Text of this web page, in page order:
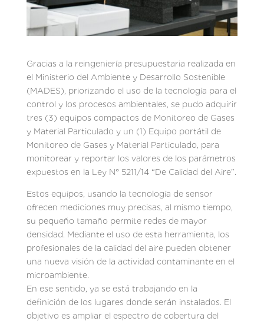
Gracias a la reingeniería presupuestaria realizada en
el Ministerio del Ambiente y Desarrollo Sostenible
(MADES), priorizando el uso de la tecnología para el
control y los procesos ambientales, se pudo adquirir
tres (3) equipos compactos de Monitoreo de Gases
y Material Particulado y un (1) Equipo portátil de
Monitoreo de Gases y Material Particulado, para
monitorear y reportar los valores de los parámetros
expuestos en la Ley N° 5211/14 “De Calidad del Aire”.
Estos equipos, usando la tecnología de sensor
ofrecen mediciones muy precisas, al mismo tiempo,
su pequeño tamaño permite redes de mayor
densidad. Mediante el uso de esta herramienta, los
profesionales de la calidad del aire pueden obtener
una nueva visión de la actividad contaminante en el
microambiente.
En ese sentido, ya se está trabajando en la
definición de los lugares donde serán instalados. El
objetivo es ampliar el espectro de cobertura del